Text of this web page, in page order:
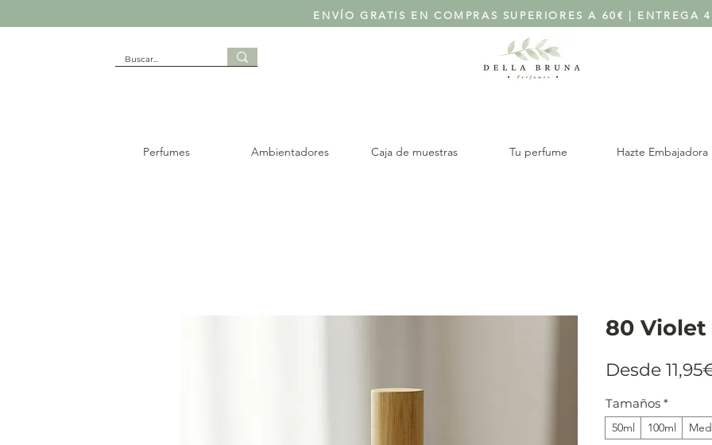
ENVÍO GRATIS EN COMPRAS SUPERIORES A 60€ | ENTREGA
Perfumes Ambientadores Caja de muestras Tu perfume Hazte Embajadora
80
Desde
Tamaños *
50ml 100ml